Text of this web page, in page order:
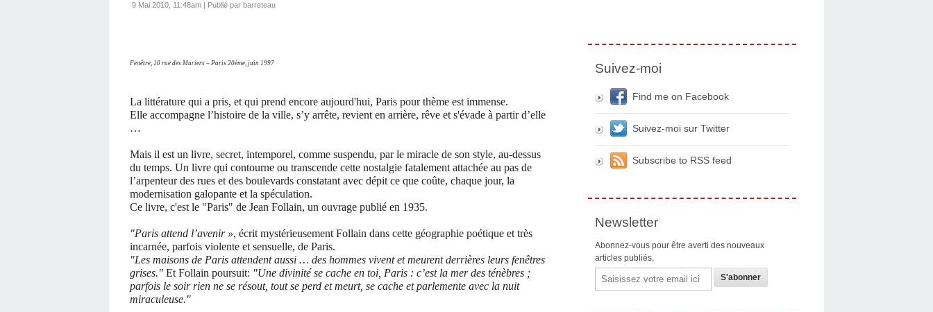
9 Mai 2010, 11:48am | Publié par barreteau
Fenêtre, 10 rue des Muriers – Paris 20ème, juin 1997
La littérature qui a pris, et qui prend encore aujourd'hui, Paris pour thème est immense.
Elle accompagne l’histoire de la ville, s’y arrête, revient en arrière, rêve et s'évade à partir d’elle
…
Mais il est un livre, secret, intemporel, comme suspendu, par le miracle de son style, au-dessus
du temps. Un livre qui contourne ou transcende cette nostalgie fatalement attachée au pas de
l’arpenteur des rues et des boulevards constatant avec dépit ce que coûte, chaque jour, la
modernisation galopante et la spéculation.
Ce livre, c'est le "Paris" de Jean Follain, un ouvrage publié en 1935.
"Paris attend l’avenir », écrit mystérieusement Follain dans cette géographie poétique et très
incarnée, parfois violente et sensuelle, de Paris.
"Les maisons de Paris attendent aussi … des hommes vivent et meurent derrières leurs fenêtres
grises." Et Follain poursuit: "Une divinité se cache en toi, Paris : c’est la mer des ténèbres ;
parfois le soir rien ne se résout, tout se perd et meurt, se cache et parlemente avec la nuit
miraculeuse."
Suivez-moi
Find me on Facebook
Suivez-moi sur Twitter
Subscribe to RSS feed
Newsletter
Abonnez-vous pour être averti des nouveaux
articles publiés.
Email